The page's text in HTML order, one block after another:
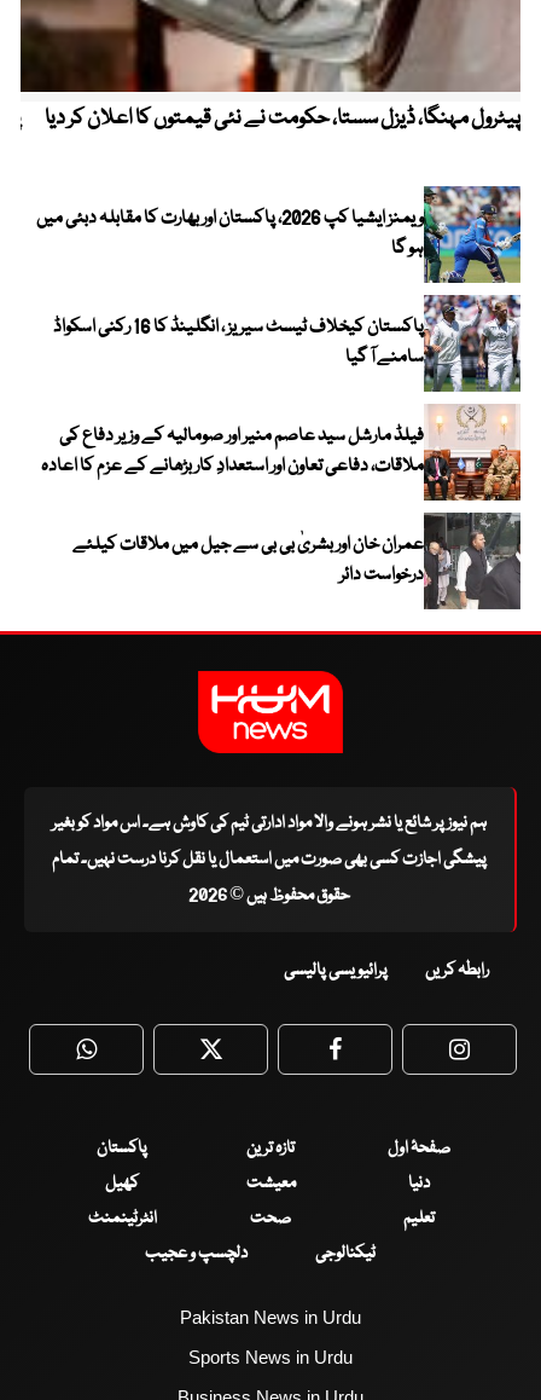
پیٹرول مہنگا، ڈیزل سستا، حکومت نے نئی قیمتوں کا اعلان کر دیا
ویمنز ایشیا کپ 2026، پاکستان اور بھارت کا مقابلہ دبئی میں
ہو گا
پاکستان کیخلاف ٹیسٹ سیریز ، انگلینڈ کا 16 رکنی اسکواڈ
سامنے آ گیا
فیلڈ مارشل سید عاصم منیر اور صومالیہ کے وزیر دفاع کی
ملاقات، دفاعی تعاون اور استعدادِ کار بڑھانے کے عزم کا اعادہ
عمران خان اور بشریٰ بی بی سے جیل میں ملاقات کیلئے
درخواست دائر
ہم نیوز پر شائع یا نشر ہونے والا مواد ادارتی ٹیم کی کاوش ہے۔ اس مواد کو بغیر
پیشگی اجازت کسی بھی صورت میں استعمال یا نقل کرنا درست نہیں۔ تمام
حقوق محفوظ ہیں © 2026
رابطہ کریں پرائیویسی پالیسی
WhatsApp Twitter Facebook
صفحۂ اول تازہ ترین
پاکستان
دنیا
معیشت
کھیل
تعلیم
صحت
انٹرٹینمنٹ
ٹیکنالوجی
دلچسپ و عجیب
Pakistan News in Urdu
Sports News in Urdu